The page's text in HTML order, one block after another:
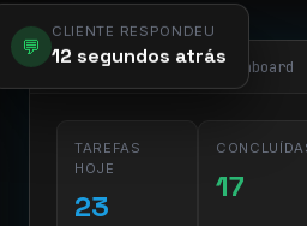
💬
CLIENTE RESPONDEU
12 segundos atrás
app.pier.mobi/dashboard
TAREFAS
HOJE
23
17